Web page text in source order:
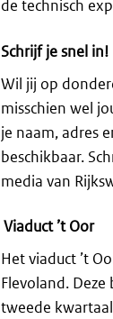
de technisch
Schrijf je snel in!
Wil jij op
misschien wel
je naam, adres
beschikbaar.
media van
Viaduct ’t Oor
Het viaduct ’t
Flevoland.
tweede